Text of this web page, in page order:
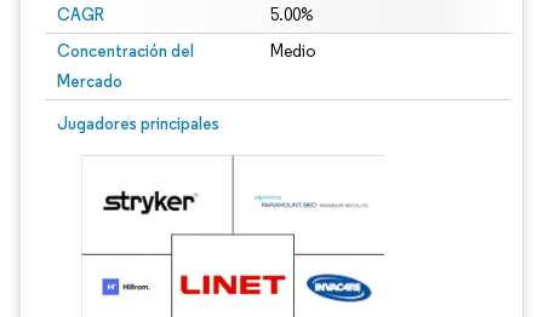
CAGR 5.00%
Concentración del
Mercado
Medio
Jugadores principales